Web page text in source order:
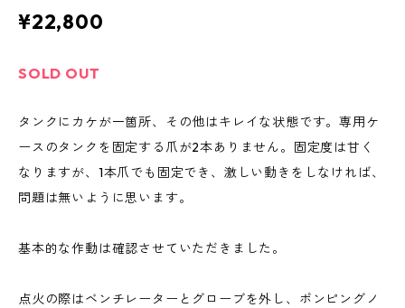
¥22,800
SOLD OUT
タンクにカケが一箇所、その他はキレイな状態です。専用ケ
ースのタンクを固定する爪が2本ありません。固定度は甘く
なりますが、1本爪でも固定でき、激しい動きをしなければ、
問題は無いように思います。
基本的な作動は確認させていただきました。
点火の際はベンチレーターとグローブを外し、ポンピングノ